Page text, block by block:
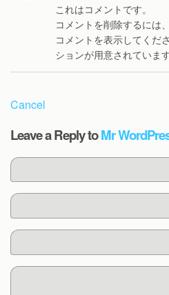
これはコメントです。
コメントを削除するには
コメントを表示してくだ
ションが用意されています
Cancel
Leave a Reply toMr